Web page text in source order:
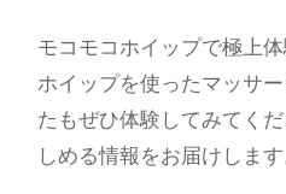
モコモコホイップで極上
ホイップを使ったマッサ
たもぜひ体験してみてく
しめる情報をお届けします